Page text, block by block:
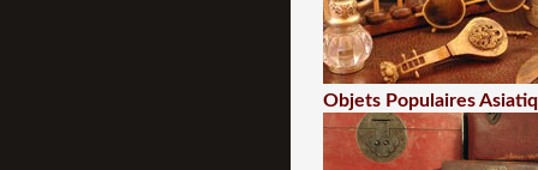
Objets Populaires